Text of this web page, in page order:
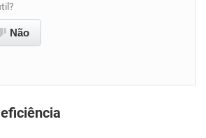
a vida familiar
a diretoria
Não